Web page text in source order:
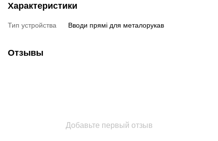
Характеристики
Тип устройства Вводи прямі для металорукав
Отзывы
Добавьте первый отзыв